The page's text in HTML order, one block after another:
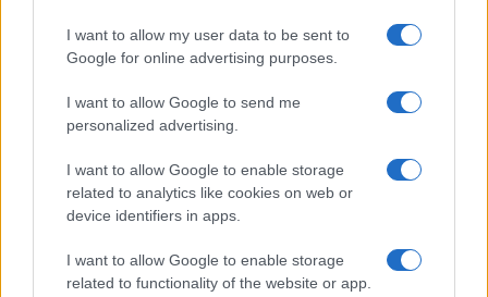
I want to allow my user data to be sent to
Google for online advertising purposes.
I want to allow Google to send me
personalized advertising.
I want to allow Google to enable storage
related to analytics like cookies on web or
device identifiers in apps.
I want to allow Google to enable storage
related to functionality of the website or app.
spesa
Scopri fanSALE: la piattaforma sicura per la rivendita di
biglietti
Biglietti per Sanremo 2025: tutto quello che c’è da
sapere